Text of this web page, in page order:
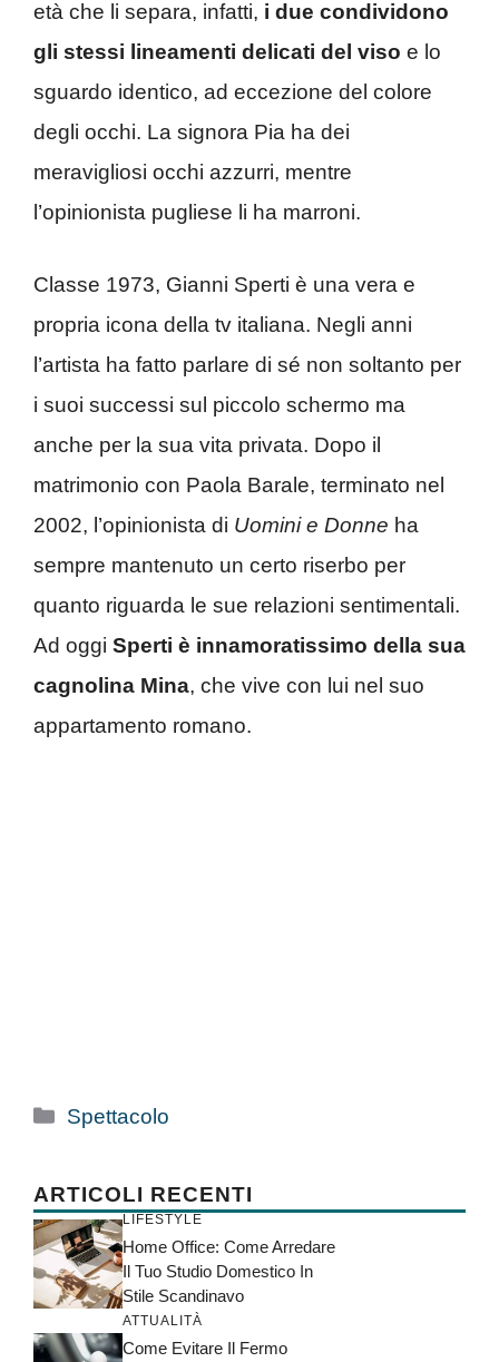
età che li separa, infatti, i due condividono
gli stessi lineamenti delicati del viso e lo
sguardo identico, ad eccezione del colore
degli occhi. La signora Pia ha dei
meravigliosi occhi azzurri, mentre
l’opinionista pugliese li ha marroni.
Classe 1973, Gianni Sperti è una vera e
propria icona della tv italiana. Negli anni
l’artista ha fatto parlare di sé non soltanto per
i suoi successi sul piccolo schermo ma
anche per la sua vita privata. Dopo il
matrimonio con Paola Barale, terminato nel
2002, l’opinionista di Uomini e Donne ha
sempre mantenuto un certo riserbo per
quanto riguarda le sue relazioni sentimentali.
Ad oggi Sperti è innamoratissimo della sua
cagnolina Mina, che vive con lui nel suo
appartamento romano.
Categorie
Spettacolo
ARTICOLI RECENTI
LIFESTYLE
Home Office: Come Arredare
Il Tuo Studio Domestico In
Stile Scandinavo
ATTUALITÀ
Come Evitare Il Fermo